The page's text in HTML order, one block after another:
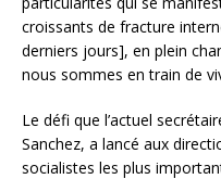
croissants de fracture
derniers jours], en plein
nous sommes en train de
Le défi que l’actuel
Sanchez, a lancé aux
socialistes les plus